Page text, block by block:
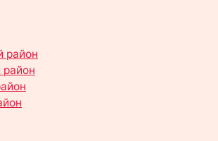
район
район